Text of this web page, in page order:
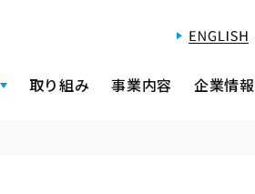
取り組み 事業内容 企業情報